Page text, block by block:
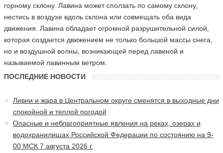
горному склону. Лавина может сползать по самому склону,
нестись в воздухе вдоль склона или совмещать оба вида
движения. Лавина обладает огромной разрушительной силой,
которая создается движением не только большой массы снега,
но и воздушной волны, возникающей перед лавиной и
называемой лавинным ветром.
ПОСЛЕДНИЕ НОВОСТИ
Ливни и жара в Центральном округе сменятся в выходные дни
спокойной и теплой погодой
Опасные и неблагоприятные явления на реках, озерах и
водохранилищах Российской Федерации по состоянию на 9-
00 МСК 7 августа 2026 г.